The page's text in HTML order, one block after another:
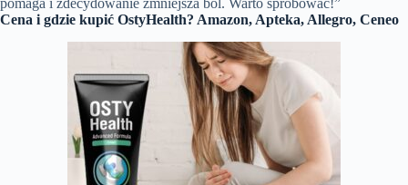
pomaga i zdecydowanie zmniejsza ból. Warto spróbować!”
Cena i gdzie kupić OstyHealth? Amazon, Apteka, Allegro, Ceneo